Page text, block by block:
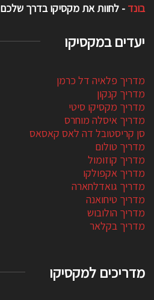
בונד - לחוות את מקסיקו בדרך שלכם
יעדים במקסיקו
מדריך פלאיה דל כרמן
מדריך קנקון
מדריך מקסיקו סיטי
מדריך איסלה מוחרס
סן קריסטובל דה לאס קאסאס
מדריך טולום
מדריך קוזומול
מדריך אקפולקו
מדריך גואדלחארה
מדריך טיחואנה
מדריך הולובוש
מדריך בקלאר
מדריכים למקסיקו